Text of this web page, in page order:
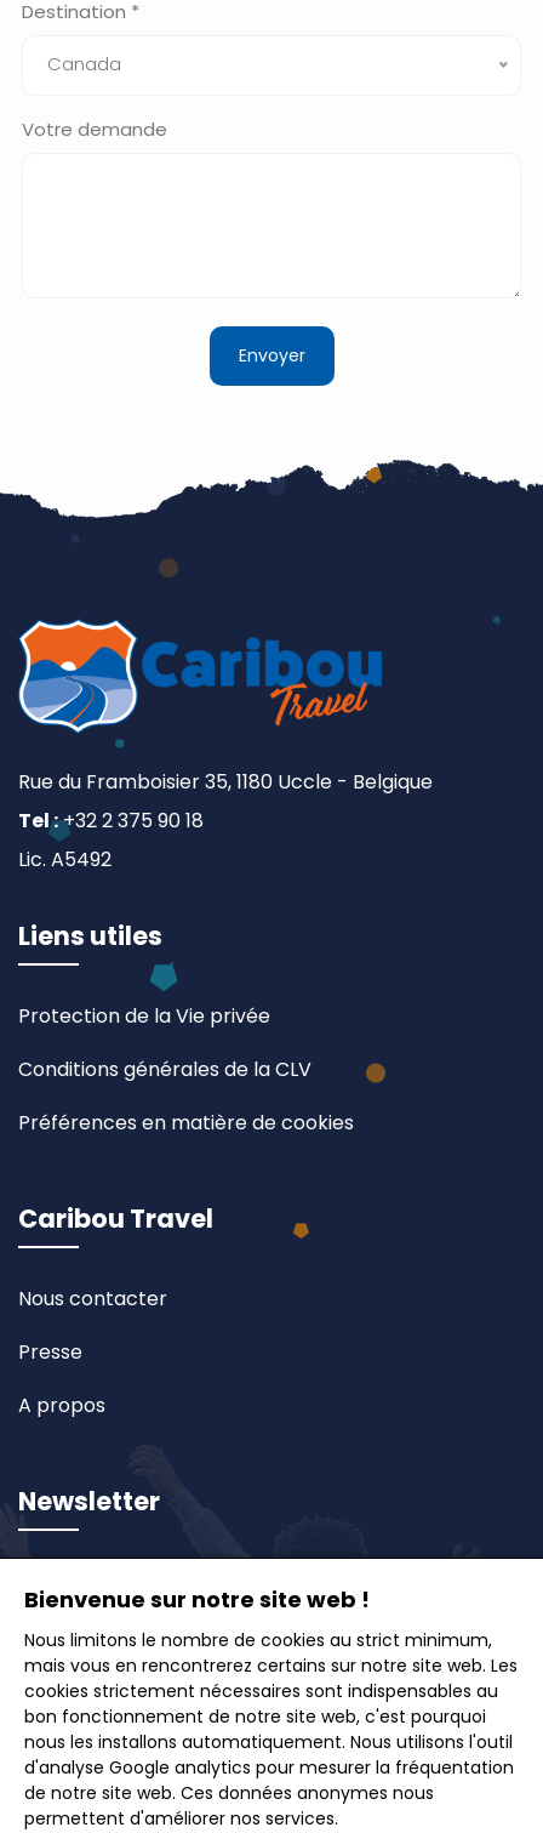
Destination *
Canada
Votre demande
Rue du Framboisier 35, 1180 Uccle - Belgique
Tel :+32 2 375 90 18
Lic. A5492
Liens utiles
Protection de la Vie privée
Conditions générales de la CLV
Préférences en matière de cookies
Caribou Travel
Nous contacter
Presse
A propos
Newsletter
avant-première nos offres exclusives, idées de
voyages et conseils pour des escapades inoubliables.
Souscrire
Bienvenue sur notre site web !
Nous limitons le nombre de cookies au strict minimum,
mais vous en rencontrerez certains sur notre site web. Les
cookies strictement nécessaires sont indispensables au
bon fonctionnement de notre site web, c'est pourquoi
nous les installons automatiquement. Nous utilisons l'outil
d'analyse Google analytics pour mesurer la fréquentation
de notre site web. Ces données anonymes nous
permettent d'améliorer nos services.